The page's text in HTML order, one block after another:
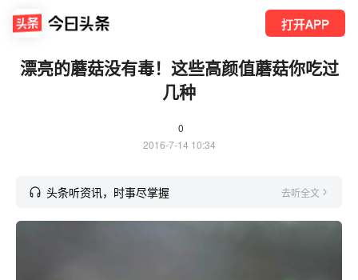
打开APP
漂亮的蘑菇没有毒！这些高颜值蘑菇你吃过
几种
0
2016-7-14 10:34
头条听资讯，时事尽掌握 去听全文